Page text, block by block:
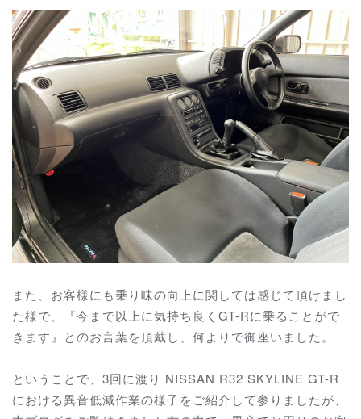
また、お客様にも乗り味の向上に関しては感じて頂けまし
た様で、『今まで以上に気持ち良くGT-Rに乗ることがで
きます』とのお言葉を頂戴し、何よりで御座いました。
ということで、3回に渡り NISSAN R32 SKYLINE GT-R
における異音低減作業の様子をご紹介して参りましたが、